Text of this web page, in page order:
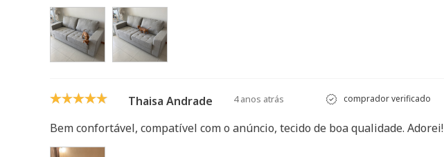
Thaisa Andrade 4 anos atrás comprador verificado
Bem confortável, compatível com o anúncio, tecido de boa qualidade. Adorei!